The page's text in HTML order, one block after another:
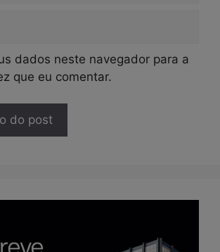
dados neste navegador para a
que eu comentar.